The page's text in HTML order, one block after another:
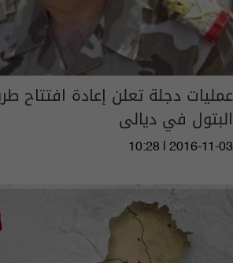
عمليات دجلة تعلن إعادة
البتول في ديالى
10:28 | 2016-11-03